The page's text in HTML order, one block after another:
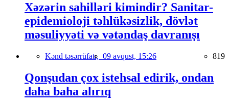
Xəzərin sahilləri kimindir? Sanitar-
epidemioloji təhlükəsizlik, dövlət
məsuliyyəti və vətəndaş davranışı
Kənd təsərrüfatı, 09 avqust, 15:26 819
Qonşudan çox istehsal edirik, ondan
daha baha alırıq